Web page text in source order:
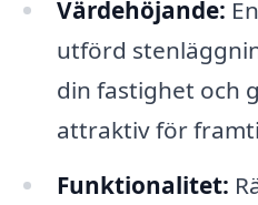
Värdehöjande:
utförd
din fastighet och
attraktiv för
Funktionalitet: